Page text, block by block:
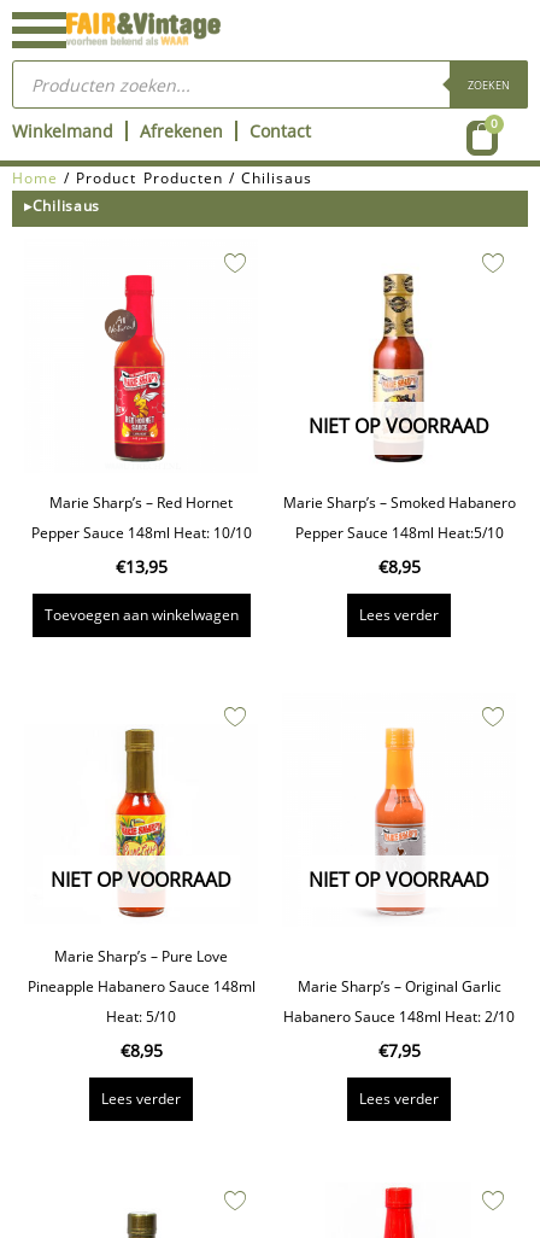
Ga
naar
inhoud
Producten
zoeken ZOEKEN
Winkelmand Afrekenen Contact 0
Home / Product Producten / Chilisaus
▸Chilisaus
Marie Sharp’s – Red Hornet
Pepper Sauce 148ml Heat: 10/10
€13,95
Toevoegen aan winkelwagen
NIET OP VOORRAAD
Marie Sharp’s – Smoked Habanero
Pepper Sauce 148ml Heat:5/10
€8,95
Lees verder
NIET OP VOORRAAD
Marie Sharp’s – Pure Love
Pineapple Habanero Sauce 148ml
Heat: 5/10
€8,95
Lees verder
NIET OP VOORRAAD
Marie Sharp’s – Original Garlic
Habanero Sauce 148ml Heat: 2/10
€7,95
Lees verder